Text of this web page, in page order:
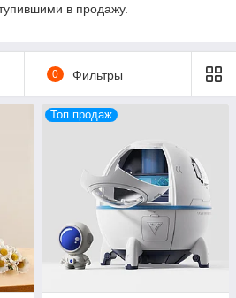
в продажу.
0 Фильтры
Топ продаж